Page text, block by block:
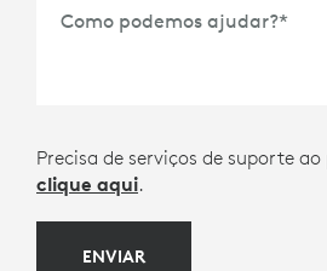
Como podemos ajudar?*
Precisa de serviços de suporte
clique aqui.
ENVIAR